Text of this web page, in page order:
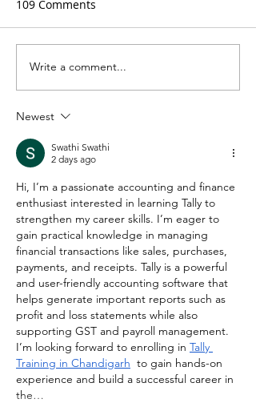
Фестивалната
атмосфера в Бургас
109 Comments
Write a comment...
Newest
Swathi Swathi
2 days ago
Hi, I’m a passionate accounting and finance
enthusiast interested in learning Tally to
strengthen my career skills. I’m eager to
gain practical knowledge in managing
financial transactions like sales, purchases,
payments, and receipts. Tally is a powerful
and user-friendly accounting software that
helps generate important reports such as
profit and loss statements while also
supporting GST and payroll management.
I’m looking forward to enrolling in Tally
Training in Chandigarh to gain hands-on
experience and build a successful career in
the…